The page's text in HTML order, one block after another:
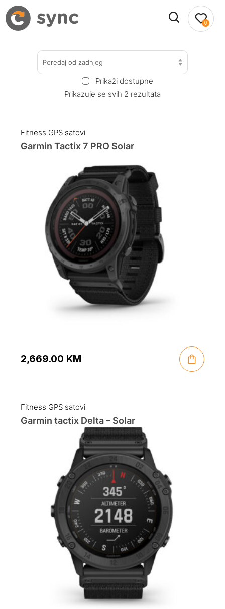
0
Poredaj od zadnjeg
Prikaži dostupne
Prikazuje se svih 2 rezultata
Fitness GPS satovi
Garmin Tactix 7 PRO Solar
2,669.00 KM
Fitness GPS satovi
Garmin tactix Delta – Solar